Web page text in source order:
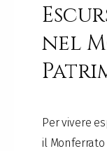
nel
Per vivere
il